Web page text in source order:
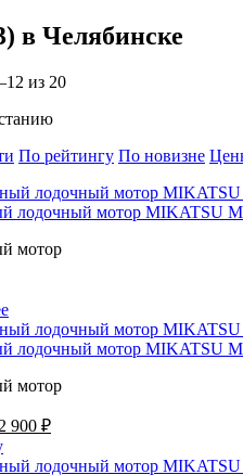
в Челябинске
из 20
По рейтингу По новизне
лодочный мотор MIKATSU
мотор
лодочный мотор MIKATSU
мотор
900 ₽